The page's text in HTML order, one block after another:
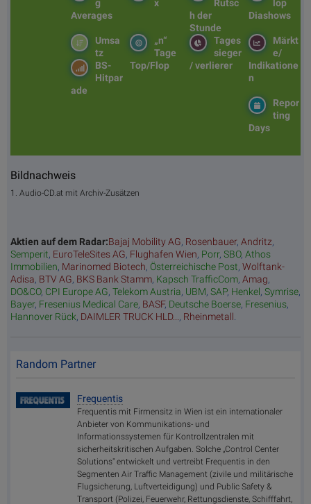
lop
Diashows
Rutsc
h der
Stunde
x
g
Averages
Märkt
e/
Indikatione
n
Tages
sieger
/ verlierer
„n“
Tage
Top/Flop
Umsa
tz
BS-
Hitpar
ade
Repor
ting
Days
Bildnachweis
1. Audio-CD.at mit Archiv-Zusätzen
Aktien auf dem Radar:Bajaj Mobility AG, Rosenbauer, Andritz,
Semperit, EuroTeleSites AG, Flughafen Wien, Porr, SBO, Athos
Immobilien, Marinomed Biotech, Österreichische Post, Wolftank-
Adisa, BTV AG, BKS Bank Stamm, Kapsch TrafficCom, Amag,
DO&CO, CPI Europe AG, Telekom Austria, UBM, SAP, Henkel, Symrise,
Bayer, Fresenius Medical Care, BASF, Deutsche Boerse, Fresenius,
Hannover Rück, DAIMLER TRUCK HLD..., Rheinmetall.
Random Partner
Frequentis
Frequentis mit Firmensitz in Wien ist ein internationaler
Anbieter von Kommunikations- und
Informationssystemen für Kontrollzentralen mit
sicherheitskritischen Aufgaben. Solche „Control Center
Solutions" entwickelt und vertreibt Frequentis in den
Segmenten Air Traffic Management (zivile und militärische
Flugsicherung, Luftverteidigung) und Public Safety &
Transport (Polizei, Feuerwehr, Rettungsdienste, Schifffahrt,